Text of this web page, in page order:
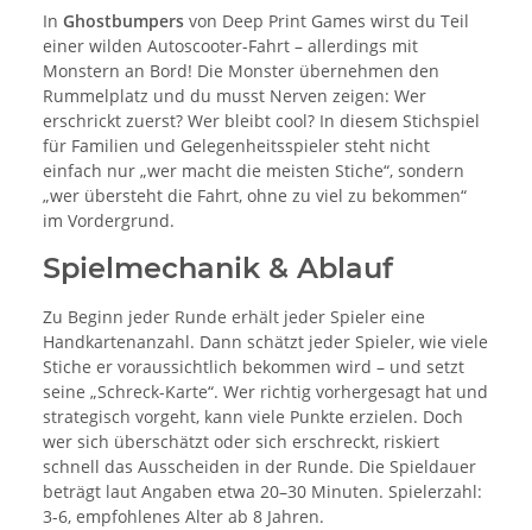
In Ghostbumpers von Deep Print Games wirst du Teil
einer wilden Autoscooter-Fahrt – allerdings mit
Monstern an Bord! Die Monster übernehmen den
Rummelplatz und du musst Nerven zeigen: Wer
erschrickt zuerst? Wer bleibt cool? In diesem Stichspiel
für Familien und Gelegenheitsspieler steht nicht
einfach nur „wer macht die meisten Stiche“, sondern
„wer übersteht die Fahrt, ohne zu viel zu bekommen“
im Vordergrund.
Spielmechanik & Ablauf
Zu Beginn jeder Runde erhält jeder Spieler eine
Handkartenanzahl. Dann schätzt jeder Spieler, wie viele
Stiche er voraussichtlich bekommen wird – und setzt
seine „Schreck-Karte“. Wer richtig vorhergesagt hat und
strategisch vorgeht, kann viele Punkte erzielen. Doch
wer sich überschätzt oder sich erschreckt, riskiert
schnell das Ausscheiden in der Runde. Die Spieldauer
beträgt laut Angaben etwa 20–30 Minuten. Spielerzahl:
3-6, empfohlenes Alter ab 8 Jahren.